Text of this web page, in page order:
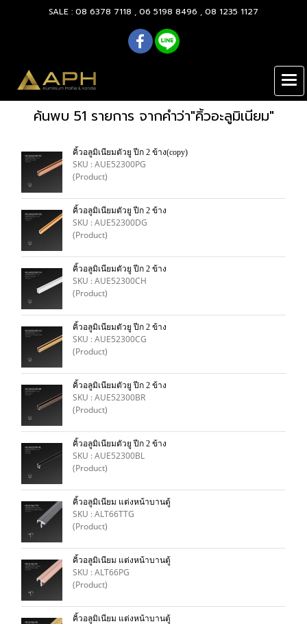
SALE : 08 6378 7118 , 06 5198 8496 , 08 1235 1127
ค้นพบ 51 รายการ จากคำว่า"คิ้วอะลูมิเนียม"
คิ้วอลูมิเนียมตัวยู ปีก 2 ข้าง(copy)
SKU : AUE52300PG
(Product)
คิ้วอลูมิเนียมตัวยู ปีก 2 ข้าง
SKU : AUE52300DG
(Product)
คิ้วอลูมิเนียมตัวยู ปีก 2 ข้าง
SKU : AUE52300CH
(Product)
คิ้วอลูมิเนียมตัวยู ปีก 2 ข้าง
SKU : AUE52300CG
(Product)
คิ้วอลูมิเนียมตัวยู ปีก 2 ข้าง
SKU : AUE52300BR
(Product)
คิ้วอลูมิเนียมตัวยู ปีก 2 ข้าง
SKU : AUE52300BL
(Product)
คิ้วอลูมิเนียม แต่งหน้าบานตู้
SKU : ALT66TTG
(Product)
คิ้วอลูมิเนียม แต่งหน้าบานตู้
SKU : ALT66PG
(Product)
คิ้วอลูมิเนียม แต่งหน้าบานตู้